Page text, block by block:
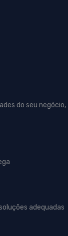
do seu negócio,
adequadas